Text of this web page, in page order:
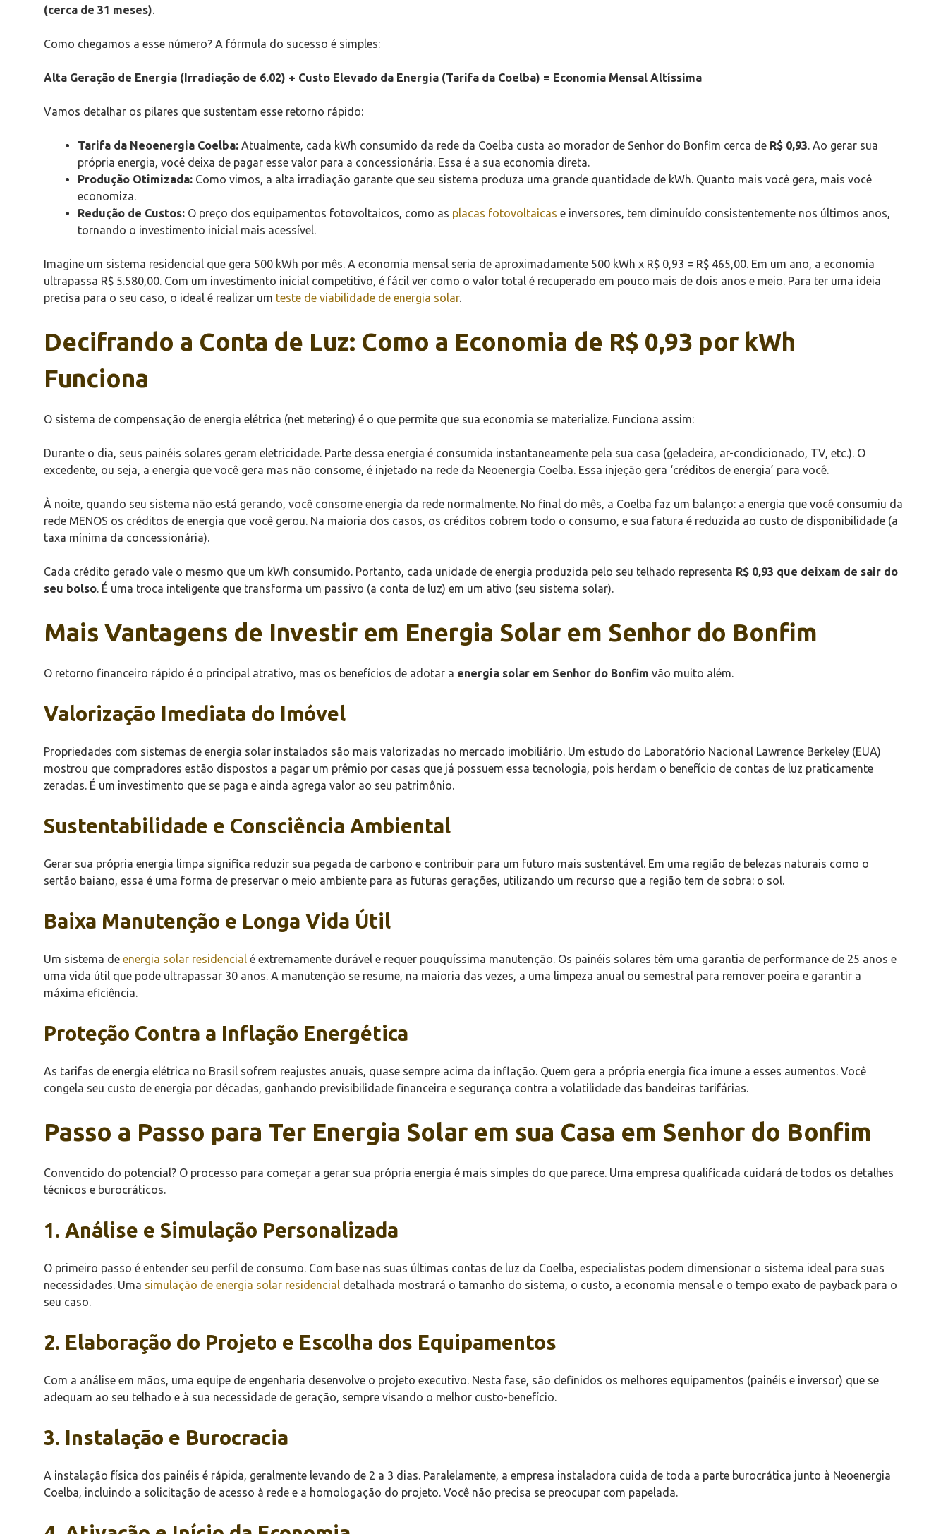
(cerca de 31 meses)
Como chegamos a esse número? A fórmula do sucesso é simples:
Alta Geração de Energia (Irradiação de 6.02) + Custo Elevado da Energia (Tarifa da Coelba) = Economia Mensal Altíssima
Vamos detalhar os pilares que sustentam esse retorno rápido:
Tarifa da Neoenergia Coelba: Atualmente, cada kWh consumido da rede da Coelba custa ao morador de Senhor do Bonfim cerca de R$ 0,93 . Ao gerar sua
própria energia, você deixa de pagar esse valor para a concessionária. Essa é a sua economia direta.
Produção Otimizada: Como vimos, a alta irradiação garante que seu sistema produza uma grande quantidade de kWh. Quanto mais você gera, mais você
economiza.
Redução de Custos: O preço dos equipamentos fotovoltaicos, como as placas fotovoltaicas e inversores, tem diminuído consistentemente nos últimos anos,
tornando o investimento inicial mais acessível.
Imagine um sistema residencial que gera 500 kWh por mês. A economia mensal seria de aproximadamente 500 kWh x R$ 0,93 = R$ 465,00. Em um ano, a economia
ultrapassa R$ 5.580,00. Com um investimento inicial competitivo, é fácil ver como o valor total é recuperado em pouco mais de dois anos e meio. Para ter uma ideia
precisa para o seu caso, o ideal é realizar um teste de viabilidade de energia solar.
Decifrando a Conta de Luz: Como a Economia de R$ 0,93 por kWh
Funciona
O sistema de compensação de energia elétrica (net metering) é o que permite que sua economia se materialize. Funciona assim:
Durante o dia, seus painéis solares geram eletricidade. Parte dessa energia é consumida instantaneamente pela sua casa (geladeira, ar-condicionado, TV, etc.). O
excedente, ou seja, a energia que você gera mas não consome, é injetado na rede da Neoenergia Coelba. Essa injeção gera ‘créditos de energia’ para você.
À noite, quando seu sistema não está gerando, você consome energia da rede normalmente. No final do mês, a Coelba faz um balanço: a energia que você consumiu da
rede MENOS os créditos de energia que você gerou. Na maioria dos casos, os créditos cobrem todo o consumo, e sua fatura é reduzida ao custo de disponibilidade (a
taxa mínima da concessionária).
Cada crédito gerado vale o mesmo que um kWh consumido. Portanto, cada unidade de energia produzida pelo seu telhado representa R$ 0,93 que deixam de sair do
seu bolso . É uma troca inteligente que transforma um passivo (a conta de luz) em um ativo (seu sistema solar).
Mais Vantagens de Investir em Energia Solar em Senhor do Bonfim
O retorno financeiro rápido é o principal atrativo, mas os benefícios de adotar a energia solar em Senhor do Bonfim vão muito além.
Valorização Imediata do Imóvel
Propriedades com sistemas de energia solar instalados são mais valorizadas no mercado imobiliário. Um estudo do Laboratório Nacional Lawrence Berkeley (EUA)
mostrou que compradores estão dispostos a pagar um prêmio por casas que já possuem essa tecnologia, pois herdam o benefício de contas de luz praticamente
zeradas. É um investimento que se paga e ainda agrega valor ao seu patrimônio.
Sustentabilidade e Consciência Ambiental
Gerar sua própria energia limpa significa reduzir sua pegada de carbono e contribuir para um futuro mais sustentável. Em uma região de belezas naturais como o
sertão baiano, essa é uma forma de preservar o meio ambiente para as futuras gerações, utilizando um recurso que a região tem de sobra: o sol.
Baixa Manutenção e Longa Vida Útil
Um sistema de energia solar residencial é extremamente durável e requer pouquíssima manutenção. Os painéis solares têm uma garantia de performance de 25 anos e
uma vida útil que pode ultrapassar 30 anos. A manutenção se resume, na maioria das vezes, a uma limpeza anual ou semestral para remover poeira e garantir a
máxima eficiência.
Proteção Contra a Inflação Energética
As tarifas de energia elétrica no Brasil sofrem reajustes anuais, quase sempre acima da inflação. Quem gera a própria energia fica imune a esses aumentos. Você
congela seu custo de energia por décadas, ganhando previsibilidade financeira e segurança contra a volatilidade das bandeiras tarifárias.
Passo a Passo para Ter Energia Solar em sua Casa em Senhor do Bonfim
Convencido do potencial? O processo para começar a gerar sua própria energia é mais simples do que parece. Uma empresa qualificada cuidará de todos os detalhes
técnicos e burocráticos.
1. Análise e Simulação Personalizada
O primeiro passo é entender seu perfil de consumo. Com base nas suas últimas contas de luz da Coelba, especialistas podem dimensionar o sistema ideal para suas
necessidades. Uma simulação de energia solar residencial detalhada mostrará o tamanho do sistema, o custo, a economia mensal e o tempo exato de payback para o
seu caso.
2. Elaboração do Projeto e Escolha dos Equipamentos
Com a análise em mãos, uma equipe de engenharia desenvolve o projeto executivo. Nesta fase, são definidos os melhores equipamentos (painéis e inversor) que se
adequam ao seu telhado e à sua necessidade de geração, sempre visando o melhor custo-benefício.
3. Instalação e Burocracia
A instalação física dos painéis é rápida, geralmente levando de 2 a 3 dias. Paralelamente, a empresa instaladora cuida de toda a parte burocrática junto à Neoenergia
Coelba, incluindo a solicitação de acesso à rede e a homologação do projeto. Você não precisa se preocupar com papelada.